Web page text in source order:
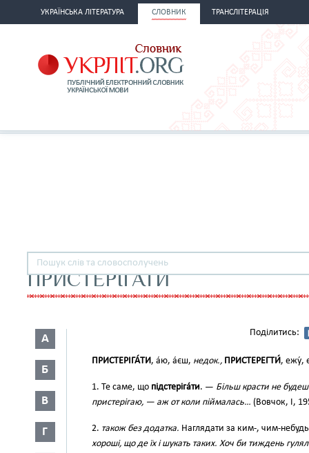
УКРАЇНСЬКА ЛІТЕРАТУРА СЛОВНИК ТРАНСЛІТЕРАЦІЯ
ПРИСТЕРІГАТИ
А
Б
В
Г
Поділитись:
ПРИСТЕРІГА́ТИ, а́ю, а́єш, недок., ПРИСТЕРЕГТИ́, ежу́,
1. Те саме, що підстеріга́ти. — Більш красти не
пристерігаю, — аж от коли піймалась… (Вовчок, І,
2. також без додатка. Наглядати за ким-, чим-
хороші, що де їх і шукать таких. Хоч би тиждень